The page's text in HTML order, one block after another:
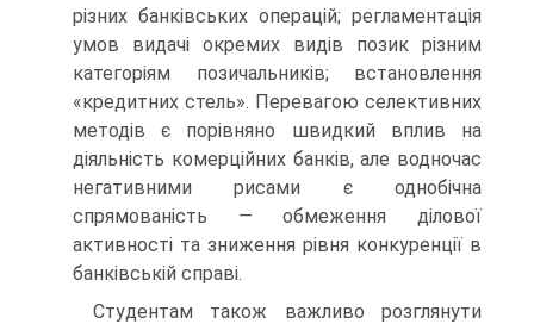
різних банківських операцій; регламентація
умов видачі окремих видів позик різним
категоріям позичальників; встановлення
«кредитних стель». Перевагою селективних
методів є порівняно швидкий вплив на
діяльність комерційних банків, але водночас
негативними рисами є однобічна
спрямованість — обмеження ділової
активності та зниження рівня конкуренції в
банківській справі.
Студентам також важливо розглянути